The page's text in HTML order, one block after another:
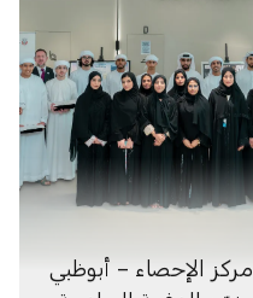
مركز الإحصاء – أبوظبي